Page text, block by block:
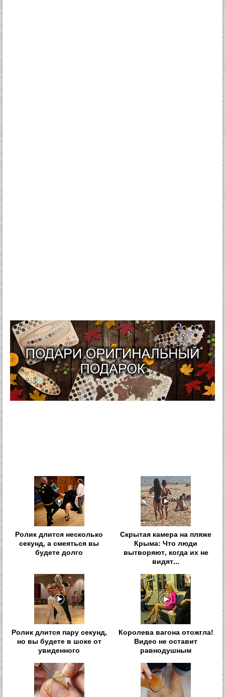
Ролик длится несколько
секунд, а смеяться вы
будете долго
Скрытая камера на пляже
Крыма: Что люди
вытворяют, когда их не
видят...
Ролик длится пару секунд,
но вы будете в шоке от
увиденного
Королева вагона отожгла!
Видео не оставит
равнодушным